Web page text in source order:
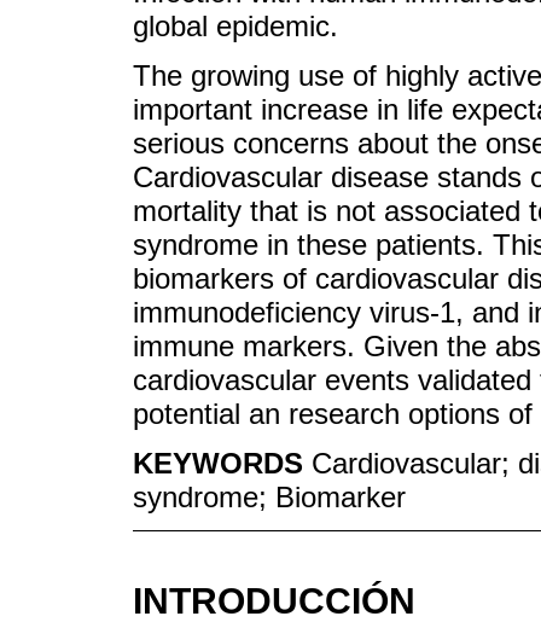
global epidemic.
The growing use of highly
important increase in life
serious concerns about the
Cardiovascular disease stands
mortality that is not associated
syndrome in these patients.
biomarkers of cardiovascular
immunodeficiency virus-1, and
immune markers. Given the
cardiovascular events
potential an research options
KEYWORDS Cardiovascular;
syndrome; Biomarker
INTRODUCCIÓN